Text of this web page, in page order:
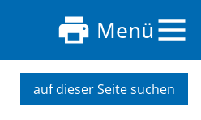
Menü
auf dieser Seite suchen